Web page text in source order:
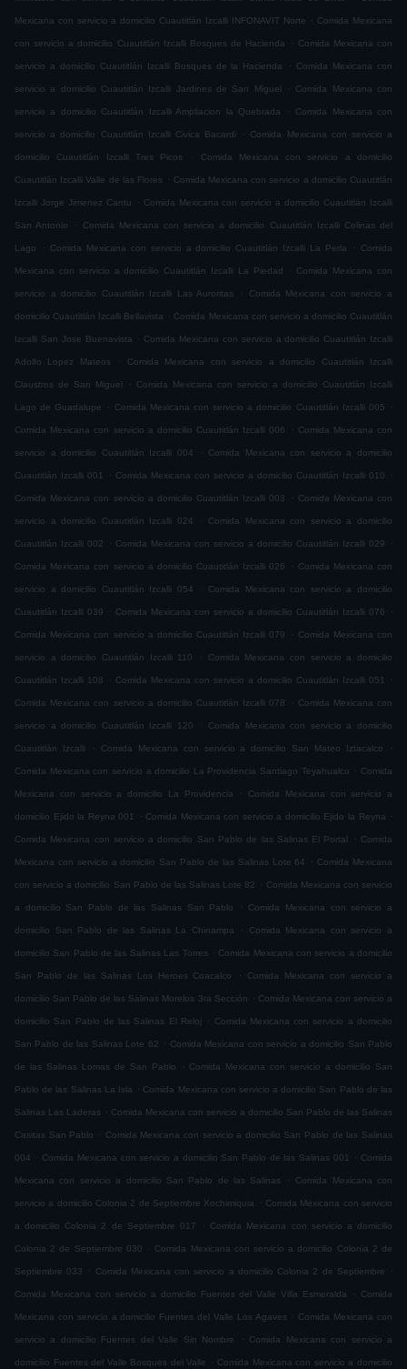
Mexicana con servicio a domicilio Cuautitlán Izcalli INFONAVIT Norte . Comida Mexicana
con servicio a domicilio Cuautitlán Izcalli Bosques de Hacienda . Comida Mexicana con
servicio a domicilio Cuautitlán Izcalli Bosques de la Hacienda . Comida Mexicana con
servicio a domicilio Cuautitlán Izcalli Jardines de San Miguel . Comida Mexicana con
servicio a domicilio Cuautitlán Izcalli Ampliacion la Quebrada . Comida Mexicana con
servicio a domicilio Cuautitlán Izcalli Civica Bacardi . Comida Mexicana con servicio a
domicilio Cuautitlán Izcalli Tres Picos . Comida Mexicana con servicio a domicilio
Cuautitlán Izcalli Valle de las Flores . Comida Mexicana con servicio a domicilio Cuautitlán
Izcalli Jorge Jimenez Cantu . Comida Mexicana con servicio a domicilio Cuautitlán Izcalli
San Antonio . Comida Mexicana con servicio a domicilio Cuautitlán Izcalli Colinas del
Lago . Comida Mexicana con servicio a domicilio Cuautitlán Izcalli La Perla . Comida
Mexicana con servicio a domicilio Cuautitlán Izcalli La Piedad . Comida Mexicana con
servicio a domicilio Cuautitlán Izcalli Las Auroritas . Comida Mexicana con servicio a
domicilio Cuautitlán Izcalli Bellavista . Comida Mexicana con servicio a domicilio Cuautitlán
Izcalli San Jose Buenavista . Comida Mexicana con servicio a domicilio Cuautitlán Izcalli
Adolfo Lopez Mateos . Comida Mexicana con servicio a domicilio Cuautitlán Izcalli
Claustros de San Miguel . Comida Mexicana con servicio a domicilio Cuautitlán Izcalli
Lago de Guadalupe . Comida Mexicana con servicio a domicilio Cuautitlán Izcalli 005 .
Comida Mexicana con servicio a domicilio Cuautitlán Izcalli 006 . Comida Mexicana con
servicio a domicilio Cuautitlán Izcalli 004 . Comida Mexicana con servicio a domicilio
Cuautitlán Izcalli 001 . Comida Mexicana con servicio a domicilio Cuautitlán Izcalli 010 .
Comida Mexicana con servicio a domicilio Cuautitlán Izcalli 003 . Comida Mexicana con
servicio a domicilio Cuautitlán Izcalli 024 . Comida Mexicana con servicio a domicilio
Cuautitlán Izcalli 002 . Comida Mexicana con servicio a domicilio Cuautitlán Izcalli 029 .
Comida Mexicana con servicio a domicilio Cuautitlán Izcalli 026 . Comida Mexicana con
servicio a domicilio Cuautitlán Izcalli 054 . Comida Mexicana con servicio a domicilio
Cuautitlán Izcalli 039 . Comida Mexicana con servicio a domicilio Cuautitlán Izcalli 076 .
Comida Mexicana con servicio a domicilio Cuautitlán Izcalli 079 . Comida Mexicana con
servicio a domicilio Cuautitlán Izcalli 110 . Comida Mexicana con servicio a domicilio
Cuautitlán Izcalli 108 . Comida Mexicana con servicio a domicilio Cuautitlán Izcalli 051 .
Comida Mexicana con servicio a domicilio Cuautitlán Izcalli 078 . Comida Mexicana con
servicio a domicilio Cuautitlán Izcalli 120 . Comida Mexicana con servicio a domicilio
Cuautitlán Izcalli . Comida Mexicana con servicio a domicilio San Mateo Iztacalco .
Comida Mexicana con servicio a domicilio La Providencia Santiago Teyahualco . Comida
Mexicana con servicio a domicilio La Providencia . Comida Mexicana con servicio a
domicilio Ejido la Reyna 001 . Comida Mexicana con servicio a domicilio Ejido la Reyna .
Comida Mexicana con servicio a domicilio San Pablo de las Salinas El Portal . Comida
Mexicana con servicio a domicilio San Pablo de las Salinas Lote 64 . Comida Mexicana
con servicio a domicilio San Pablo de las Salinas Lote 82 . Comida Mexicana con servicio
a domicilio San Pablo de las Salinas San Pablo . Comida Mexicana con servicio a
domicilio San Pablo de las Salinas La Chinampa . Comida Mexicana con servicio a
domicilio San Pablo de las Salinas Las Torres . Comida Mexicana con servicio a domicilio
San Pablo de las Salinas Los Heroes Coacalco . Comida Mexicana con servicio a
domicilio San Pablo de las Salinas Morelos 3ra Sección . Comida Mexicana con servicio a
domicilio San Pablo de las Salinas El Reloj . Comida Mexicana con servicio a domicilio
San Pablo de las Salinas Lote 62 . Comida Mexicana con servicio a domicilio San Pablo
de las Salinas Lomas de San Pablo . Comida Mexicana con servicio a domicilio San
Pablo de las Salinas La Isla . Comida Mexicana con servicio a domicilio San Pablo de las
Salinas Las Laderas . Comida Mexicana con servicio a domicilio San Pablo de las Salinas
Casitas San Pablo . Comida Mexicana con servicio a domicilio San Pablo de las Salinas
004 . Comida Mexicana con servicio a domicilio San Pablo de las Salinas 001 . Comida
Mexicana con servicio a domicilio San Pablo de las Salinas . Comida Mexicana con
servicio a domicilio Colonia 2 de Septiembre Xochimiquia . Comida Mexicana con servicio
a domicilio Colonia 2 de Septiembre 017 . Comida Mexicana con servicio a domicilio
Colonia 2 de Septiembre 030 . Comida Mexicana con servicio a domicilio Colonia 2 de
Septiembre 033 . Comida Mexicana con servicio a domicilio Colonia 2 de Septiembre .
Comida Mexicana con servicio a domicilio Fuentes del Valle Villa Esmeralda . Comida
Mexicana con servicio a domicilio Fuentes del Valle Los Agaves . Comida Mexicana con
servicio a domicilio Fuentes del Valle Sin Nombre . Comida Mexicana con servicio a
domicilio Fuentes del Valle Bosques del Valle . Comida Mexicana con servicio a domicilio